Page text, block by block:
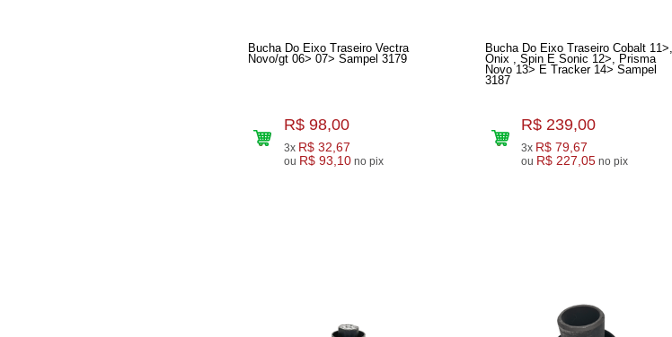
Bucha Do Eixo Traseiro Vectra
Novo/gt 06> 07> Sampel 3179
R$ 98,00
3x R$ 32,67
ou R$ 93,10 no pix
Bucha Do Eixo Traseiro Cobalt 11>,
Onix , Spin E Sonic 12>, Prisma
Novo 13> E Tracker 14> Sampel
3187
R$ 239,00
3x R$ 79,67
ou R$ 227,05 no pix